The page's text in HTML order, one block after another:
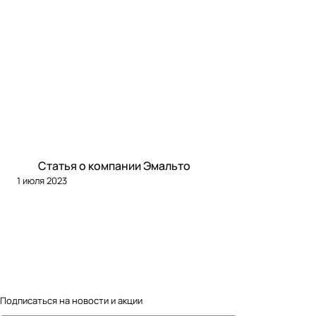
Советы покупателям
1 июля 2023
Статья о компании Эмальто
Подписатьсяна новости и акции